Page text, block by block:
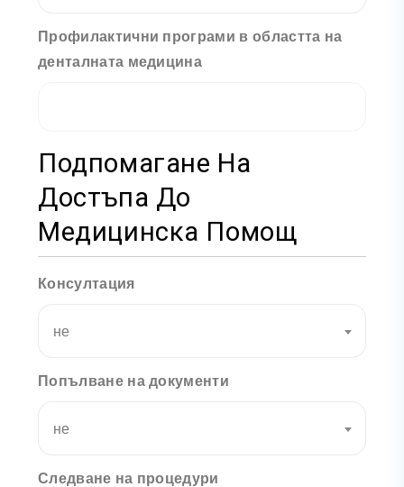
Профилактични програми в областта на
денталната медицина
Подпомагане На
Достъпа До
Медицинска Помощ
Консултация
не
Попълване на документи
не
Следване на процедури